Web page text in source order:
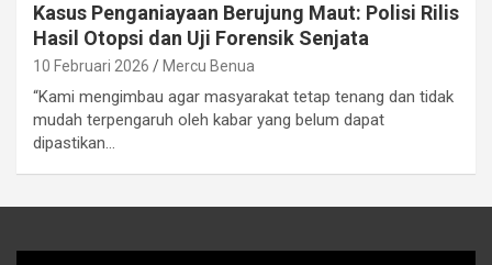
Kasus Penganiayaan Berujung Maut: Polisi Rilis
Hasil Otopsi dan Uji Forensik Senjata
10 Februari 2026 Mercu Benua
“Kami mengimbau agar masyarakat tetap tenang dan tidak
mudah terpengaruh oleh kabar yang belum dapat
dipastikan…